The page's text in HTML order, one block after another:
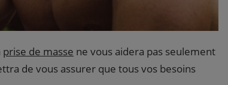
prise de masse ne vous aidera pas seulement
de vous assurer que tous vos besoins